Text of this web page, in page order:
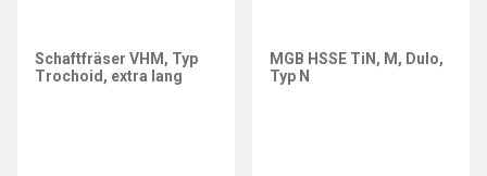
Schaftfräser VHM, Typ
Trochoid, extra lang
MGB HSSE TiN, M, Dulo,
Typ N